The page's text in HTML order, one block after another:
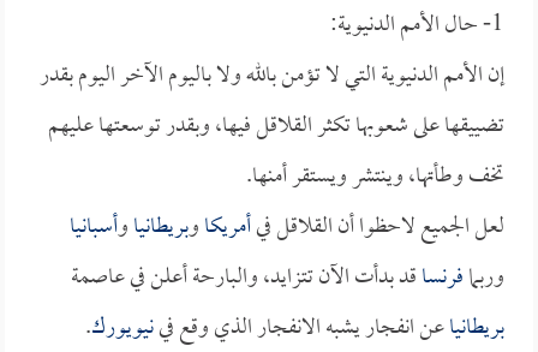
1- حال الأمم الدنيوية:
إن الأمم الدنيوية التي لا تؤمن بالله ولا باليوم الآخر اليوم بقدر
تضييقها على شعوبها تكثر القلاقل فيها، وبقدر توسعتها عليهم
تخف وطأتها، وينتشر ويستقر أمنها.
لعل الجميع لاحظوا أن القلاقل فيأمريكاوبريطانياوأسبانيا
وربمافرنساقد بدأت الآن تتزايد، والبارحة أعلن في عاصمة
بريطانياعن انفجار يشبه الانفجار الذي وقع فينيويورك.